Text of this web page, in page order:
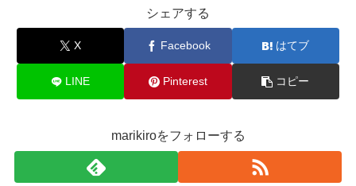
シェアする
X Facebook はてブ
LINE Pinterest コピー
marikiroをフォローする